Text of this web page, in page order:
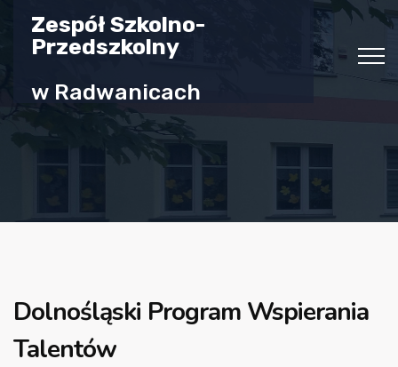
Zespół Szkolno-
Przedszkolny
w Radwanicach
Dolnośląski Program Wspierania
Talentów